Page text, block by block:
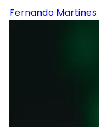
Fernando Martines